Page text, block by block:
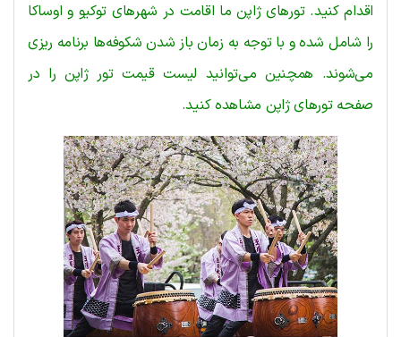
اقدام کنید. تورهای ژاپن ما اقامت در شهرهای توکیو و اوساکا
را شامل شده و با توجه به زمان باز شدن شکوفه‌ها برنامه ریزی
می‌شوند. همچنین می‌توانید لیست قیمت تور ژاپن را در
صفحه تورهای ژاپن مشاهده کنید.